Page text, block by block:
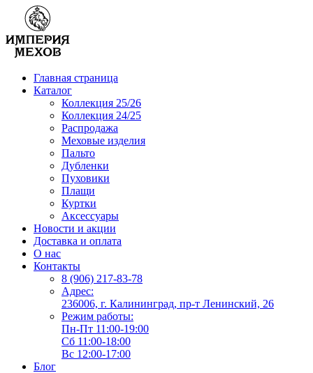
Главная страница
Каталог
Коллекция 25/26
Коллекция 24/25
Распродажа
Меховые изделия
Пальто
Дубленки
Пуховики
Плащи
Куртки
Аксессуары
Новости и акции
Доставка и оплата
О нас
Контакты
8 (906) 217-83-78
Адрес:
236006, г. Калининград, пр-т Ленинский, 26
Режим работы:
Пн-Пт 11:00-19:00
Сб 11:00-18:00
Вс 12:00-17:00
Блог